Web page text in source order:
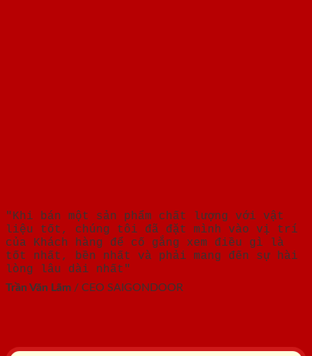
"Khi bán một sản phẩm chất lượng với vật
liệu tốt, chúng tôi đã đặt mình vào vị trí
của Khách hàng để cố gắng xem điều gì là
tốt nhất, bền nhất và phải mang đến sự hài
lòng lâu dài nhất"
Trần Văn Lãm / CEO SAIGONDOOR